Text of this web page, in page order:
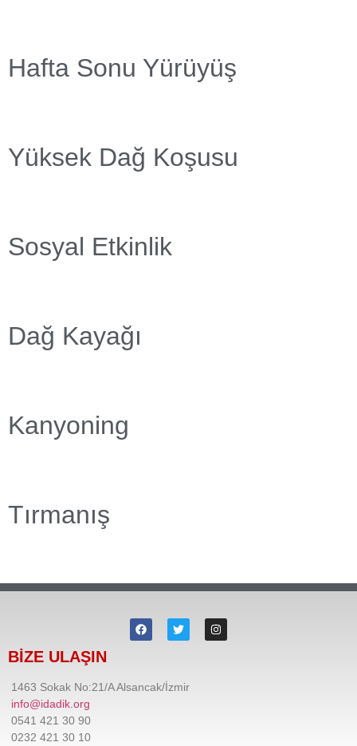
Hafta Sonu Yürüyüş
Yüksek Dağ Koşusu
Sosyal Etkinlik
Dağ Kayağı
Kanyoning
Tırmanış
BİZE ULAŞIN
1463 Sokak No:21/A Alsancak/İzmir
info@idadik.org
0541 421 30 90
0232 421 30 10